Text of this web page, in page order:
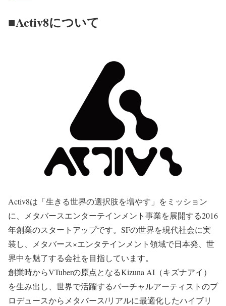
■Activ8について
Activ8は「生きる世界の選択肢を増やす」をミッション
に、メタバースエンターテインメント事業を展開する2016
年創業のスタートアップです。SFの世界を現代社会に実
装し、メタバース×エンタテインメント領域で日本発、世
界中を魅了する会社を目指しています。
創業時からVTuberの原点となるKizuna AI（キズナアイ）
を生み出し、世界で活躍するバーチャルアーティストのプ
ロデュースからメタバース/リアルに最適化したハイブリ